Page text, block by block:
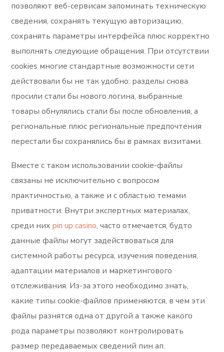
позволяют веб-сервисам запоминать техническую
сведения, сохранять текущую авторизацию,
сохранять параметры интерфейса плюс корректно
выполнять следующие обращения. При отсутствии
cookies многие стандартные возможности сети
действовали бы не так удобно: разделы снова
просили стали бы нового логина, выбранные
товары обнулялись стали бы после обновления, а
региональные плюс региональные предпочтения
перестали бы сохранялись бы в рамках визитами.
Вместе с таком использовании cookie-файлы
связаны не исключительно с вопросом
практичностью, а также и с областью темами
приватности. Внутри экспертных материалах,
среди нихpin up casino, часто отмечается, будто
данные файлы могут задействоваться для
системной работы ресурса, изучения поведения,
адаптации материалов и маркетингового
отслеживания. Из-за этого необходимо знать,
какие типы cookie-файлов применяются, в чем эти
файлы разнятся одна от другой а также какого
рода параметры позволяют контролировать
размер передаваемых сведений пин ап.